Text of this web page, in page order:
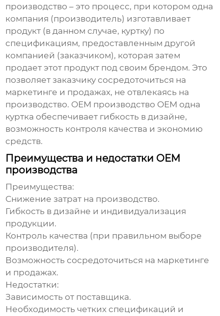
производство – это процесс, при котором одна
компания (производитель) изготавливает
продукт (в данном случае, куртку) по
спецификациям, предоставленным другой
компанией (заказчиком), которая затем
продает этот продукт под своим брендом. Это
позволяет заказчику сосредоточиться на
маркетинге и продажах, не отвлекаясь на
производство. OEM производство OEM одна
куртка обеспечивает гибкость в дизайне,
возможность контроля качества и экономию
средств.
Преимущества и недостатки OEM
производства
Преимущества:
Снижение затрат на производство.
Гибкость в дизайне и индивидуализация
продукции.
Контроль качества (при правильном выборе
производителя).
Возможность сосредоточиться на маркетинге
и продажах.
Недостатки:
Зависимость от поставщика.
Необходимость четких спецификаций и